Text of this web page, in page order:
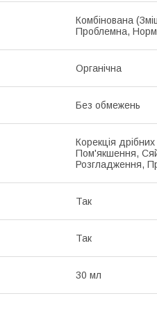
Комбінована
Проблемна,
Органічна
Без обмежень
Корекція
Пом'якшення,
Розгладження,
Так
Так
30 мл